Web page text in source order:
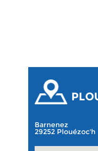
Barnenez
29252 Plouézoc'h